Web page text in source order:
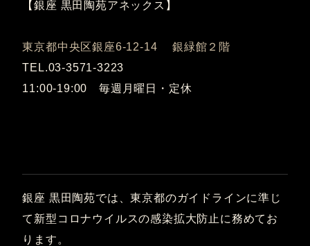
【銀座 黒田陶苑アネックス】
東京都中央区銀座6-12-14 銀緑館２階
TEL.03-3571-3223
11:00-19:00 毎週月曜日・定休
銀座 黒田陶苑では、東京都のガイドラインに準じ
て新型コロナウイルスの感染拡大防止に務めてお
ります。